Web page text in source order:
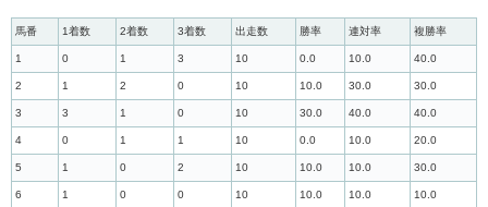
馬番 1着数 2着数 3着数 出走数 勝率 連対率 複勝率
1 0 1 3 10 0.0 10.0 40.0
2 1 2 0 10 10.0 30.0 30.0
3 3 1 0 10 30.0 40.0 40.0
4 0 1 1 10 0.0 10.0 20.0
5 1 0 2 10 10.0 10.0 30.0
6 1 0 0 10 10.0 10.0 10.0